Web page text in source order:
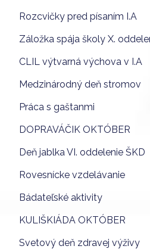
Rozcvičky pred písaním I.A
Záložka spája školy X.
CLIL výtvarná výchova v I.A
Medzinárodný deň stromov
Práca s gaštanmi
DOPRAVÁČIK OKTÓBER
Deň jablka VI. oddelenie ŠKD
Rovesnícke vzdelávanie
Bádateľské aktivity
KULIŠKIÁDA OKTÓBER
Svetový deň zdravej výživy